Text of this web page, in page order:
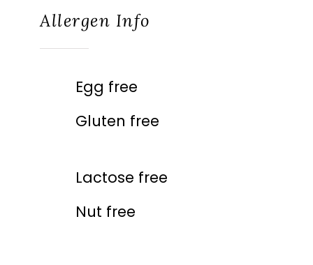
Allergen Info
Egg free
Gluten free
Lactose free
Nut free